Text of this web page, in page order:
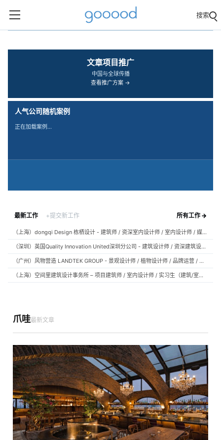
搜索
文章项目推广
中国与全球传播
查看推广方案 →
人气公司随机案例
正在加载案例…
最新工作 +提交新工作 所有工作 →
（上海）dongqi Design 栋栖设计 - 建筑师 / 资深室内设计师 / 室内设计师 / 媒体及公共关系主管 / 设计实习生（常年招聘）
（深圳）英国Quality Innovation United深圳分公司 - 建筑设计师 / 资深建筑设计师 / 室内设计师 / 设计实习生
（广州）风物营造 LANDTEK GROUP - 景观设计师 / 植物设计师 / 品牌运营 / 实习生
（上海）空间里建筑设计事务所 – 项目建筑师 / 室内设计师 / 实习生（建筑/室内）
爪哇最新文章